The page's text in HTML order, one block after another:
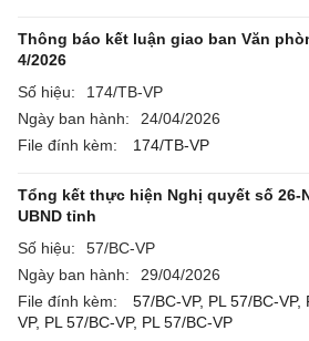
Thông báo kết luận giao ban Văn
4/2026
Số hiệu:
174/TB-VP
Ngày ban hành:
24/04/2026
File đính kèm:
174/TB-VP
Tổng kết thực hiện Nghị quyết số 26-
UBND tỉnh
Số hiệu:
57/BC-VP
Ngày ban hành:
29/04/2026
File đính kèm:
57/BC-VP, PL 57/BC-VP,
VP, PL 57/BC-VP, PL 57/BC-VP